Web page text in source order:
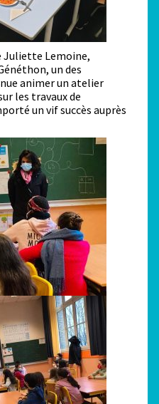
Juliette Lemoine,
un des
animer un atelier
les travaux de
un vif succès auprès